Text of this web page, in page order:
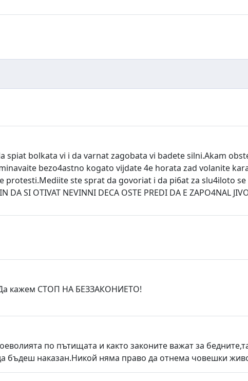
bolkata vi i da varnat zagobata vi badete silni.Akam
bezo4astno kogato vijdate 4e horata zad volanite
ste sprat da govoriat i da pi6at za slu4iloto
SI OTIVAT NEVINNI DECA OSTE PREDI DA E ZAPO4NAL
кажем СТОП НА БЕЗЗАКОНИЕТО!
по пътищата и както законите важат за
бъдеш наказан.Никой няма право да отнема човешки